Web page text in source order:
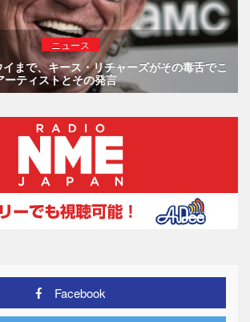
ニュース
まで、キース・リチャーズがその毒舌でこ
ーティストとその発言
Facebook